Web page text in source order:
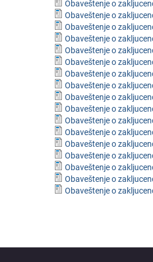
Obaveštenje o
Obaveštenje o
Obaveštenje o
Obaveštenje o
Obaveštenje o
Obaveštenje o
Obaveštenje o
Obaveštenje o
Obaveštenje o
Obaveštenje o
Obaveštenje o
Obaveštenje o
Obaveštenje o
Obaveštenje o
Obaveštenje o
Obaveštenje o
Obaveštenje o